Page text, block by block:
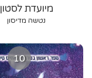
מיועדת לסטון
נטשה מדיסון
10